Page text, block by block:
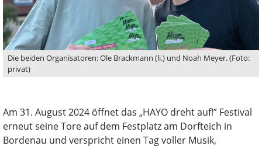
Die beiden Organisatoren: Ole Brackmann (li.) und Noah Meyer. (Foto:
privat)
Am 31. August 2024 öffnet das „HAYO dreht auf!” Festival
erneut seine Tore auf dem Festplatz am Dorfteich in
Bordenau und verspricht einen Tag voller Musik,